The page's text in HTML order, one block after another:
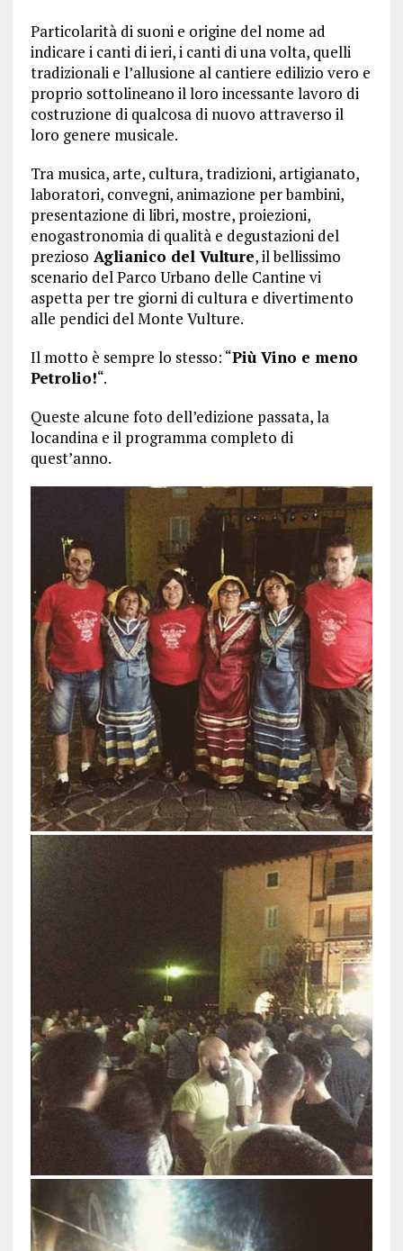
Particolarità di suoni e origine del nome ad
indicare i canti di ieri, i canti di una volta, quelli
tradizionali e l’allusione al cantiere edilizio vero e
proprio sottolineano il loro incessante lavoro di
costruzione di qualcosa di nuovo attraverso il
loro genere musicale.
Tra musica, arte, cultura, tradizioni, artigianato,
laboratori, convegni, animazione per bambini,
presentazione di libri, mostre, proiezioni,
enogastronomia di qualità e degustazioni del
prezioso Aglianico del Vulture, il bellissimo
scenario del Parco Urbano delle Cantine vi
aspetta per tre giorni di cultura e divertimento
alle pendici del Monte Vulture.
Il motto è sempre lo stesso: “Più Vino e meno
Petrolio!“.
Queste alcune foto dell’edizione passata, la
locandina e il programma completo di
quest’anno.